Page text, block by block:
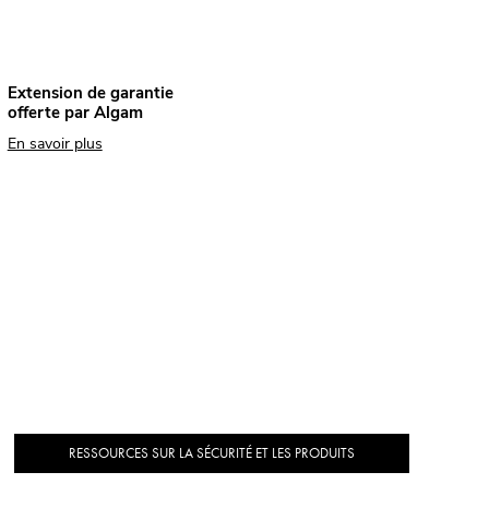
Extension de garantie
offerte par Algam
En savoir plus
RESSOURCES SUR LA SÉCURITÉ ET LES PRODUITS